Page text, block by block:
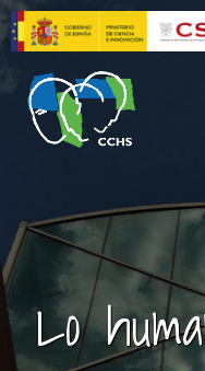
Skip
to
main
content
Lo